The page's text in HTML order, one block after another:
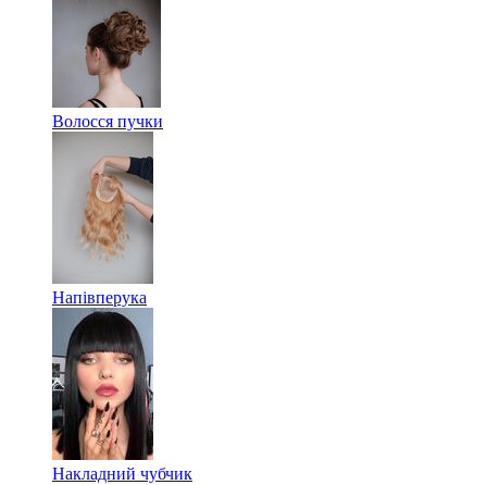
Волосся пучки
Напівперука
Накладний чубчик